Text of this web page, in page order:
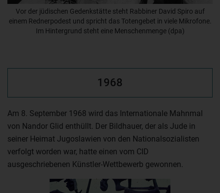
Vor der jüdischen Gedenkstätte steht Rabbiner David Spiro auf
einem Rednerpodest und spricht das Totengebet in viele Mikrofone.
Im Hintergrund steht eine Menschenmenge (dpa)
1968
Am 8. September 1968 wird das Internationale Mahnmal
von Nandor Glid enthüllt. Der Bildhauer, der als Jude in
seiner Heimat Jugoslawien von den Nationalsozialisten
verfolgt worden war, hatte einen vom CID
ausgeschriebenen Künstler-Wettbewerb gewonnen.